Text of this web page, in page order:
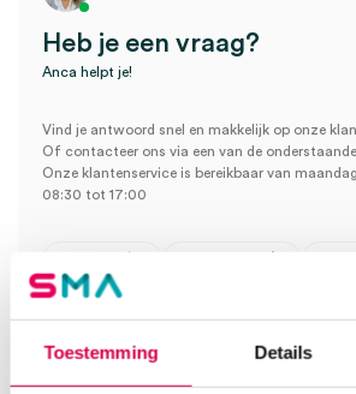
Toestemming Details
Heb je een vraag?
Anca helpt je!
Vind je antwoord snel en makkelijk op onze
Of contacteer ons via een van de
Onze klantenservice is bereikbaar van
08:30 tot 17:00